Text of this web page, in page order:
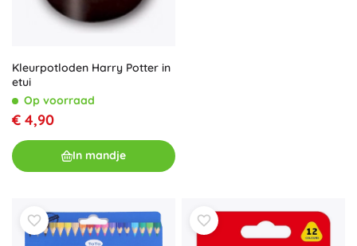
Kleurpotloden Harry Potter in
etui
Op voorraad
€ 4,90
In mandje